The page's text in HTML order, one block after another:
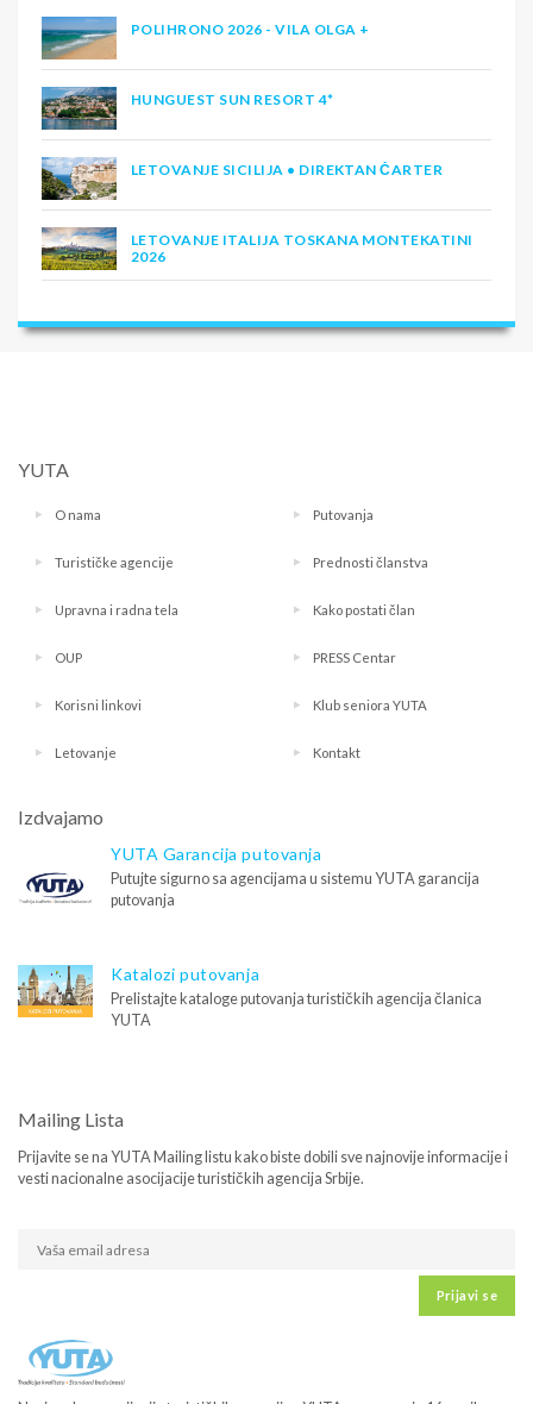
POLIHRONO 2026 - VILA OLGA +
HUNGUEST SUN RESORT 4*
LETOVANJE SICILIJA • DIREKTAN ČARTER
LETOVANJE ITALIJA TOSKANA MONTEKATINI
2026
YUTA
O nama Putovanja
Turističke agencije Prednosti članstva
Upravna i radna tela Kako postati član
OUP PRESS Centar
Korisni linkovi Klub seniora YUTA
Letovanje Kontakt
Izdvajamo
YUTA Garancija putovanja
Putujte sigurno sa agencijama u sistemu YUTA garancija
putovanja
Katalozi putovanja
Prelistajte kataloge putovanja turističkih agencija članica
YUTA
Mailing Lista
Prijavite se na YUTA Mailing listu kako biste dobili sve najnovije informacije i
vesti nacionalne asocijacije turističkih agencija Srbije.
Prijavi se